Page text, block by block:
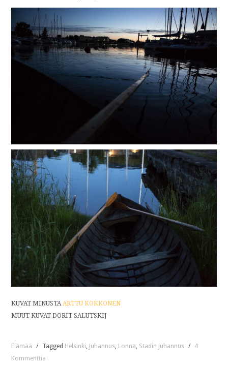
KUVAT MINUSTA ARTTU KOKKONEN
MUUT KUVAT DORIT SALUTSKIJ
Elämää / Tagged Helsinki Juhannus Lonna Stadin Juhannus / 4
Kommenttia